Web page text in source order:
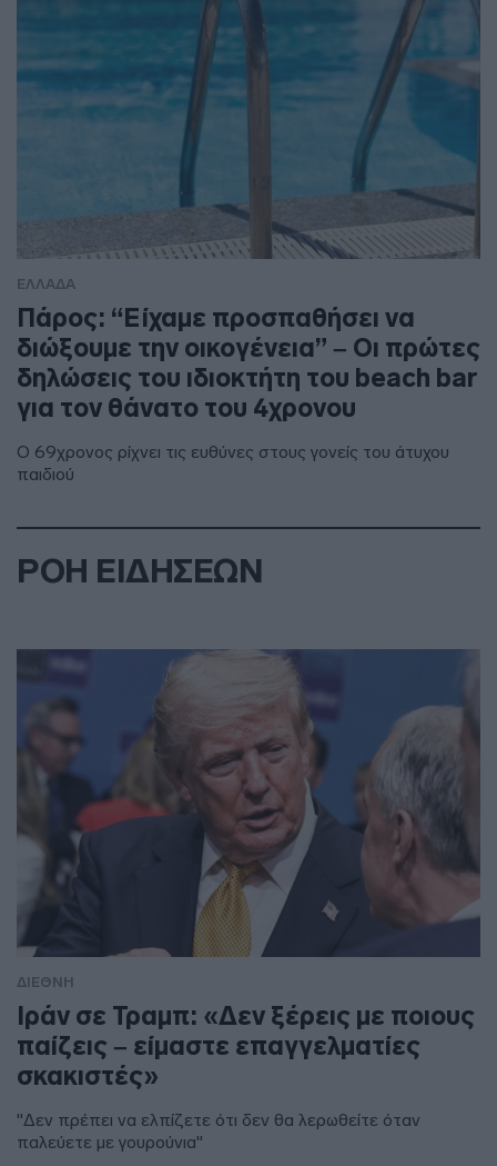
ΕΛΛΑΔΑ
Πάρος: “Είχαμε προσπαθήσει να
διώξουμε την οικογένεια” – Οι πρώτες
δηλώσεις του ιδιοκτήτη του beach bar
για τον θάνατο του 4χρονου
Ο 69χρονος ρίχνει τις ευθύνες στους γονείς του άτυχου
παιδιού
ΡΟΗ ΕΙΔΗΣΕΩΝ
ΔΙΕΘΝΗ
Ιράν σε Τραμπ: «Δεν ξέρεις με ποιους
παίζεις – είμαστε επαγγελματίες
σκακιστές»
"Δεν πρέπει να ελπίζετε ότι δεν θα λερωθείτε όταν
παλεύετε με γουρούνια"